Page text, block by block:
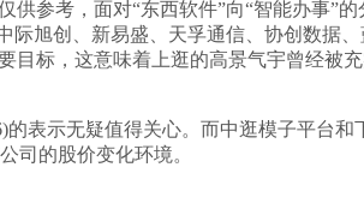
参考，面对“东西软件”向“智能办事”
旭创、新易盛、天孚通信、协创数据
标，这意味着上逛的高景气宇曾经被充
表示无疑值得关心。而中逛模子平台和
司的股价变化环境。